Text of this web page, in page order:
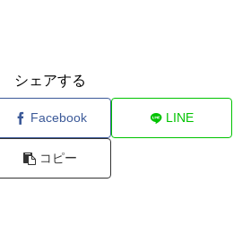
シェアする
Facebook LINE
コピー